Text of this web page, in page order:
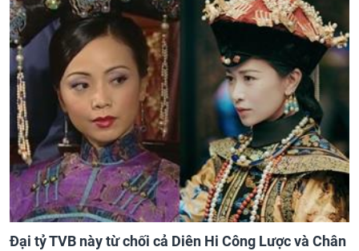
Đại tỷ TVB này từ chối cả Diên Hi Công Lược và Chân